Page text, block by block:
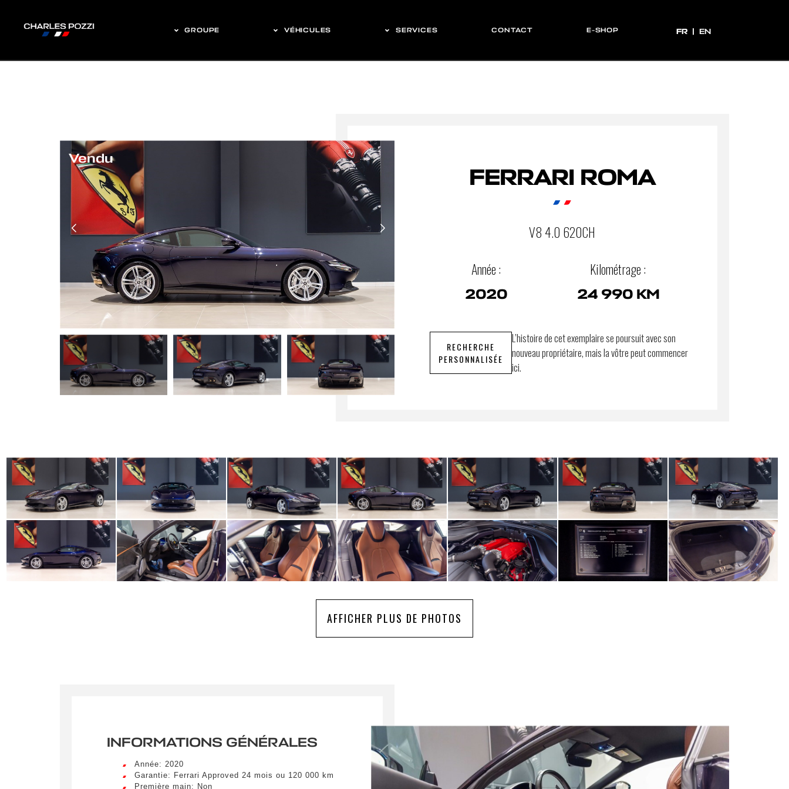
GROUPE VÉHICULES SERVICES CONTACT E-SHOP FR
FR EN
Vendu
FERRARI ROMA
V8 4.0 620CH
Année :
2020
Kilométrage :
24 990 KM
RECHERCHE
PERSONNALISÉE
L’histoire de cet exemplaire se poursuit avec son
nouveau propriétaire, mais la vôtre peut commencer
ici.
AFFICHER PLUS DE PHOTOS
INFORMATIONS GÉNÉRALES
Année: 2020
Garantie: Ferrari Approved 24 mois ou 120 000 km
Première main: Non